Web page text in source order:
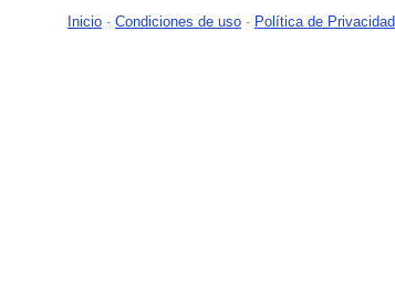
Inicio - Condiciones de uso - Política de Privacidad